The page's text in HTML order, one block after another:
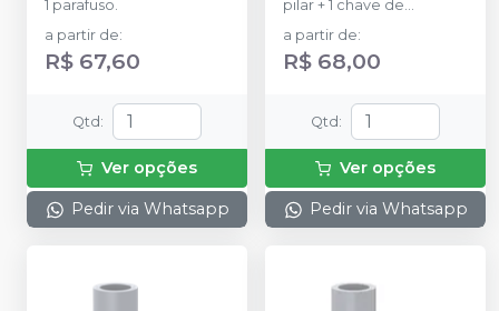
1 parafuso.
a partir de:
R$ 67,60
Qtd :
Ver opções
Pedir via Whatsapp
pilar + 1 chave de
transporte.
a partir de:
R$ 68,00
Qtd :
Ver opções
Pedir via Whatsapp